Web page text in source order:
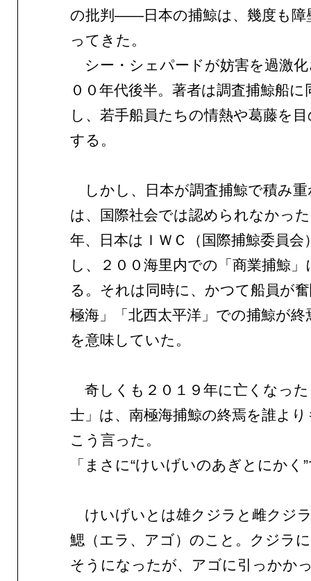
の批判——日本の捕鯨は、幾度も障
ってきた。
シー・シェパードが妨害を過激
００年代後半。著者は調査捕鯨船に
し、若手船員たちの情熱や葛藤を
する。
しかし、日本が調査捕鯨で積み
は、国際社会では認められなかっ
年、日本はＩＷＣ（国際捕鯨委員会
し、２００海里内での「商業捕鯨」
る。それは同時に、かつて船員が
極海」「北西太平洋」での捕鯨が
を意味していた。
奇しくも２０１９年に亡くなっ
士」は、南極海捕鯨の終焉を誰よ
こう言った。
「まさに“けいげいのあぎとにかく
けいげいとは雄クジラと雌クジ
鰓（エラ、アゴ）のこと。クジラ
そうになったが、アゴに引っかか